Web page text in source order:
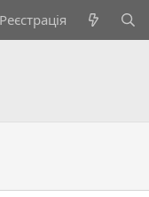
Реєстрація